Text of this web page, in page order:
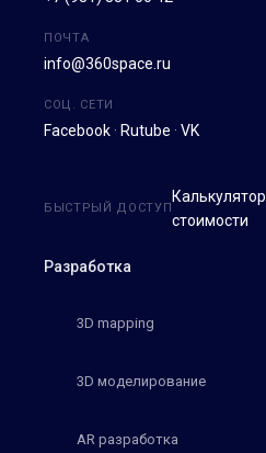
ПОЧТА
info@360space.ru
СОЦ. СЕТИ
Facebook · Rutube · VK
Разработка
3D mapping
3D моделирование
AR разработка
БЫСТРЫЙ ДОСТУП
Калькулятор
стоимости